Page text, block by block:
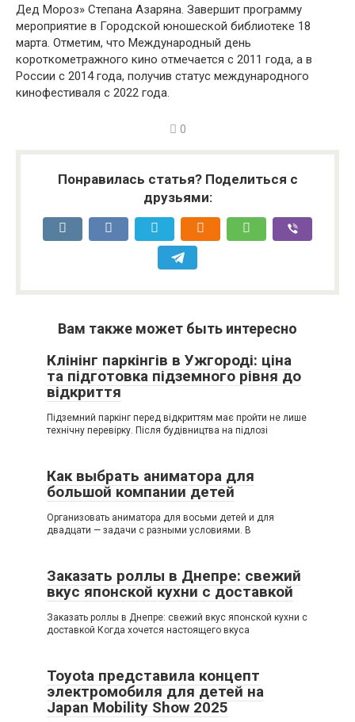
Дед Мороз» Степана Азаряна. Завершит программу
мероприятие в Городской юношеской библиотеке 18
марта. Отметим, что Международный день
короткометражного кино отмечается с 2011 года, а в
России с 2014 года, получив статус международного
кинофестиваля с 2022 года.
0
Понравилась статья? Поделиться с
друзьями:
Вам также может быть интересно
Клінінг паркінгів в Ужгороді: ціна
та підготовка підземного рівня до
відкриття
Підземний паркінг перед відкриттям має пройти не лише
технічну перевірку. Після будівництва на підлозі
Как выбрать аниматора для
большой компании детей
Организовать аниматора для восьми детей и для
двадцати — задачи с разными условиями. В
Заказать роллы в Днепре: свежий
вкус японской кухни с доставкой
Заказать роллы в Днепре: свежий вкус японской кухни с
доставкой Когда хочется настоящего вкуса
Toyota представила концепт
электромобиля для детей на
Japan Mobility Show 2025